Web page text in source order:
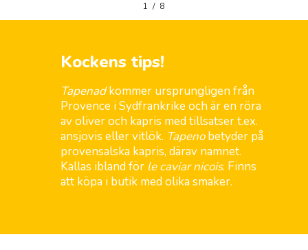
1 / 8
Kockens tips!
Tapenadkommer ursprungligen från
Provence i Sydfrankrike och är en röra
av oliver och kapris med tillsatser t.ex.
ansjovis eller vitlök. Tapenobetyder på
provensalska kapris, därav namnet.
Kallas ibland för le caviar nicois. Finns
att köpa i butik med olika smaker.